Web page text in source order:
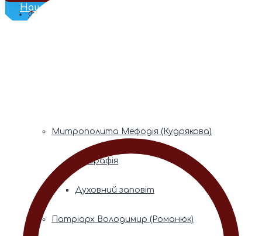
Наш Телеграм
Фонди пам’яті
Митрополита Мефодія (Кудрякова)
Біографія
Духовний заповіт
Патріарх Володимир (Романюк)